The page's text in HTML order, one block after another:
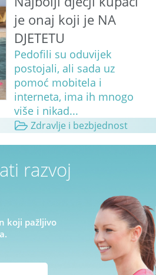
je onaj koji je NA
DJETETU
Pedofili su oduvijek
postojali, ali sada uz
pomoć mobitela i
interneta, ima ih mnogo
više i nikad...
Zdravlje i bezbjednost
razvoj
koji pažljivo